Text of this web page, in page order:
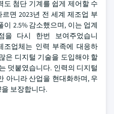
도 첨단 기계를 쉽게 제어할 수
면 2023년 전 세계 제조업 부
2.5% 감소했으며, 이는 업계
을 다시 한번 보여주었습니
조업체는 인력 부족에 대응하
은 디지털 기술을 도입해야 할
덧붙였습니다. 인력의 디지털
아니라 산업을 현대화하며, 우
보장합니다.